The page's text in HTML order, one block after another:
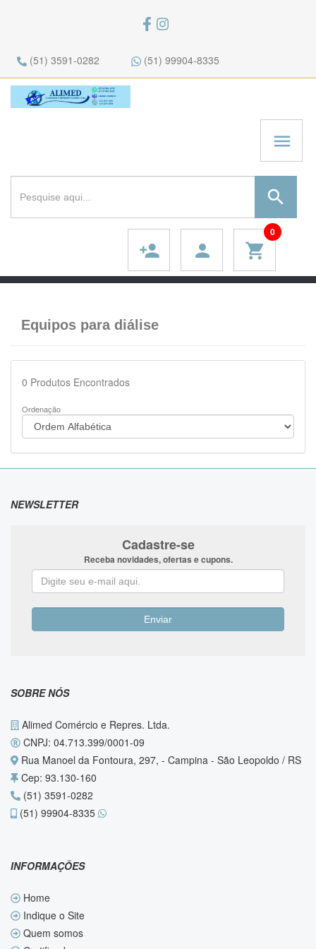
(51) 3591-0282 (51) 99904-8335
menu
search
shopping_cart
0
person
person_add
Equipos para diálise
0 Produtos Encontrados
Ordenação
NEWSLETTER
Cadastre-se
Receba novidades, ofertas e cupons.
SOBRE NÓS
Alimed Comércio e Repres. Ltda.
CNPJ: 04.713.399/0001-09
Rua Manoel da Fontoura, 297, - Campina - São Leopoldo / RS
Cep: 93.130-160
(51) 3591-0282
(51) 99904-8335
INFORMAÇÕES
Home
Indique o Site
Quem somos